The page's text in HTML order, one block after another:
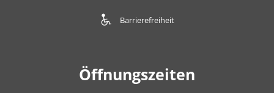
Barrierefreiheit
Öffnungszeiten